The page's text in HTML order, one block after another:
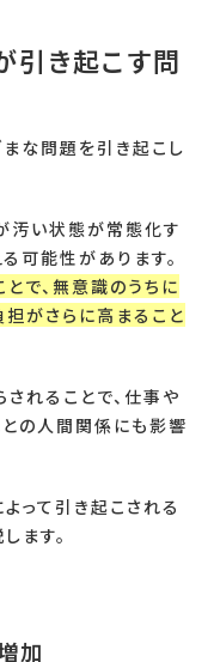
引き起こす問
な問題を引き起こし
汚い状態が常態化す
可能性があります。
で、無意識のうちに
がさらに高まること
れることで、仕事や
の人間関係にも影響
って引き起こされる
ます。
加